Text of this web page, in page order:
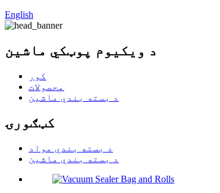
English
د ویکیوم پوټکي ماشین
کور
محصولات
د بسته بندي ماشین
کټګورۍ
د بسته بندي مواد
د بسته بندي ماشین